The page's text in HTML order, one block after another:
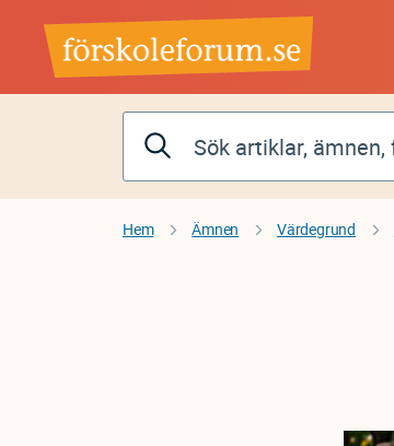
huvudinnehåll
Hem Ämnen Värdegrund